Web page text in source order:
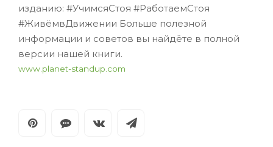
изданию: #УчимсяСтоя #РаботаемСтоя
#ЖивёмвДвижении Больше полезной
информации и советов вы найдёте в полной
версии нашей книги.
www.planet-standup.com